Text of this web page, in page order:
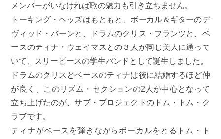
メンバーがいなければ歌の魅力も引き立ちません。
トーキング・ヘッズはもともと、ボーカル＆ギターのデ
ヴィッド・バーンと、ドラムのクリス・フランツと、ベ
ースのティナ・ウェイマスとの３人が同じ美大に通って
いて、スリーピースの学生バンドとして誕生しました。
ドラムのクリスとベースのティナは後に結婚するほど仲
が良く、このリズム・セクションの2人が中心となって
立ち上げたのが、サブ・プロジェクトのトム・トム・ク
ラブです。
ティナがベースを弾きながらボーカルをとるトム・ト